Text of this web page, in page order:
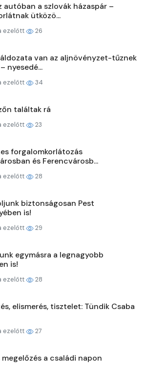
autóban a szlovák házaspár –
ütközö...
ezelőtt 26
van az aljnövényzet-tűznek
nyesedé...
ezelőtt 34
találtak rá
ezelőtt 23
forgalomkorlátozás
és Ferencvárosb...
ezelőtt 28
biztonságosan Pest
is!
ezelőtt 29
egymásra a legnagyobb
is!
ezelőtt 28
elismerés, tisztelet: Tündik Csaba
ezelőtt 27
a családi napon